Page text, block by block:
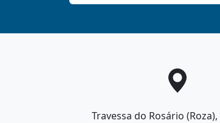
Travessa do Rosário